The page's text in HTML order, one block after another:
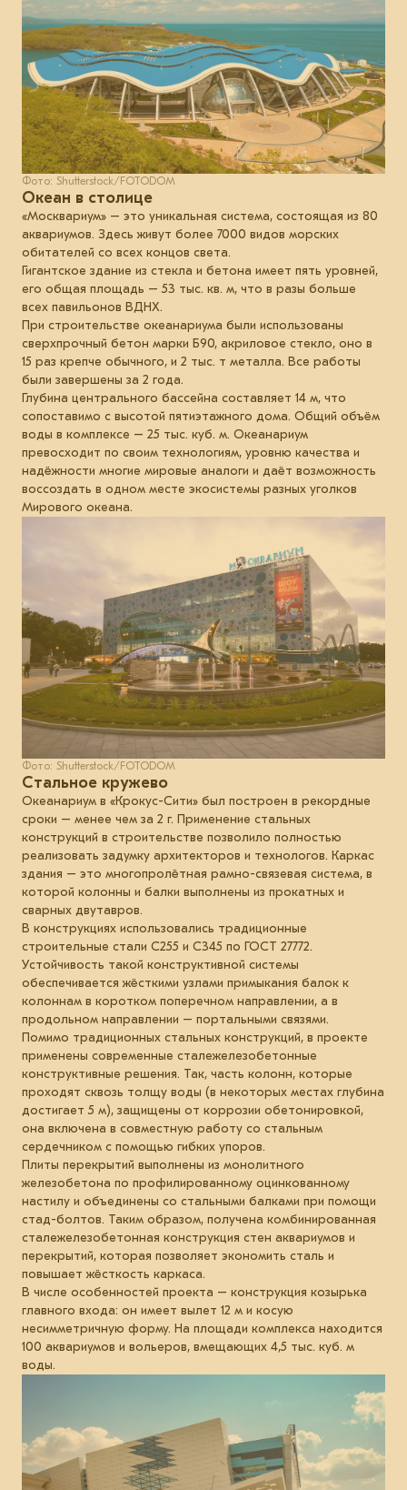
Фото: Shutterstock/FOTODOM
Океан в столице
«Москвариум» – это уникальная система, состоящая из 80
аквариумов. Здесь живут более 7000 видов морских
обитателей со всех концов света.
Гигантское здание из стекла и бетона имеет пять уровней,
его общая площадь – 53 тыс. кв. м, что в разы больше
всех павильонов ВДНХ.
При строительстве океанариума были использованы
сверхпрочный бетон марки Б90, акриловое стекло, оно в
15 раз крепче обычного, и 2 тыс. т металла. Все работы
были завершены за 2 года.
Глубина центрального бассейна составляет 14 м, что
сопоставимо с высотой пятиэтажного дома. Общий объём
воды в комплексе – 25 тыс. куб. м. Океанариум
превосходит по своим технологиям, уровню качества и
надёжности многие мировые аналоги и даёт возможность
воссоздать в одном месте экосистемы разных уголков
Мирового океана.
Фото: Shutterstock/FOTODOM
Стальное кружево
Океанариум в «Крокус-Сити» был построен в рекордные
сроки – менее чем за 2 г. Применение стальных
конструкций в строительстве позволило полностью
реализовать задумку архитекторов и технологов. Каркас
здания – это многопролётная рамно-связевая система, в
которой колонны и балки выполнены из прокатных и
сварных двутавров.
В конструкциях использовались традиционные
строительные стали С255 и С345 по ГОСТ 27772.
Устойчивость такой конструктивной системы
обеспечивается жёсткими узлами примыкания балок к
колоннам в коротком поперечном направлении, а в
продольном направлении – портальными связями.
Помимо традиционных стальных конструкций, в проекте
применены современные сталежелезобетонные
конструктивные решения. Так, часть колонн, которые
проходят сквозь толщу воды (в некоторых местах глубина
достигает 5 м), защищены от коррозии обетонировкой,
она включена в совместную работу со стальным
сердечником с помощью гибких упоров.
Плиты перекрытий выполнены из монолитного
железобетона по профилированному оцинкованному
настилу и объединены со стальными балками при помощи
стад-болтов. Таким образом, получена комбинированная
сталежелезобетонная конструкция стен аквариумов и
перекрытий, которая позволяет экономить сталь и
повышает жёсткость каркаса.
В числе особенностей проекта – конструкция козырька
главного входа: он имеет вылет 12 м и косую
несимметричную форму. На площади комплекса находится
100 аквариумов и вольеров, вмещающих 4,5 тыс. куб. м
воды.